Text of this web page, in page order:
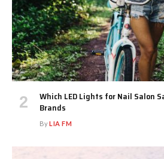
Which LED Lights for Nail Salon
Brands
ByLIA FM